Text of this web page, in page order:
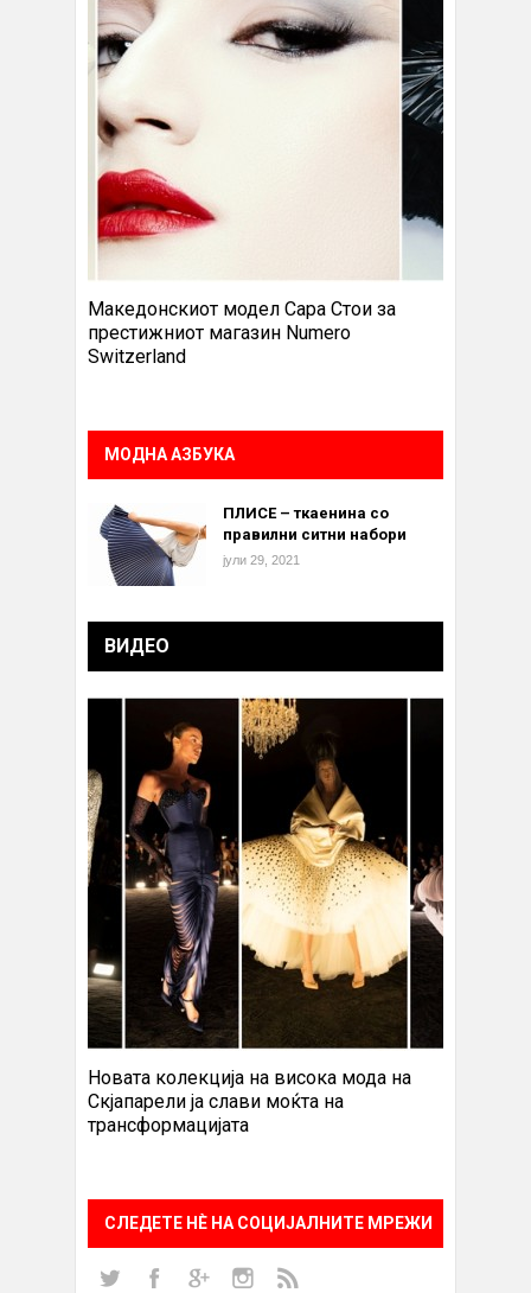
Македонскиот модел Сара Стои за
престижниот магазин Numero
Switzerland
МОДНА АЗБУКА
ПЛИСЕ – ткаенина со
правилни ситни набори
јули 29, 2021
ВИДЕО
Новата колекција на висока мода на
Скјапарели ја слави моќта на
трансформацијата
СЛЕДЕТЕ НÈ НА СОЦИЈАЛНИТЕ МРЕЖИ